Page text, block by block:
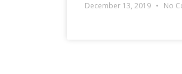
December 13, 2019 No